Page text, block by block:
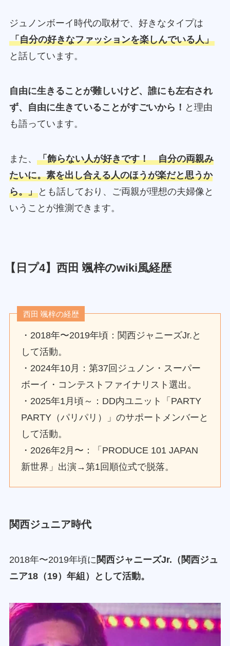
ジュノンボーイ時代の取材で、好きなタイプは
「自分の好きなファッションを楽しんでいる人」
と話しています。
自由に生きることが難しいけど、誰にも左右され
ず、自由に生きていることがすごいから！ と理由
も語っています。
また、 「飾らない人が好きです！ 自分の両親み
たいに。素を出し合える人のほうが楽だと思うか
ら。」とも話しており、ご両親が理想の夫婦像と
いうことが推測できます。
【日プ4】西田 颯梓のwiki風経歴
西田 颯梓の経歴
・2018年〜2019年頃：関西ジャニーズJr.と
して活動。
・2024年10月：第37回ジュノン・スーパー
ボーイ・コンテストファイナリスト選出。
・2025年1月頃～：DD内ユニット「PARTY
PARTY（パリパリ）」のサポートメンバーと
して活動。
・2026年2月〜：「PRODUCE 101 JAPAN
新世界」出演→第1回順位式で脱落。
関西ジュニア時代
2018年〜2019年頃に関西ジャニーズJr.（関西ジュ
ニア18（19）年組）として活動。